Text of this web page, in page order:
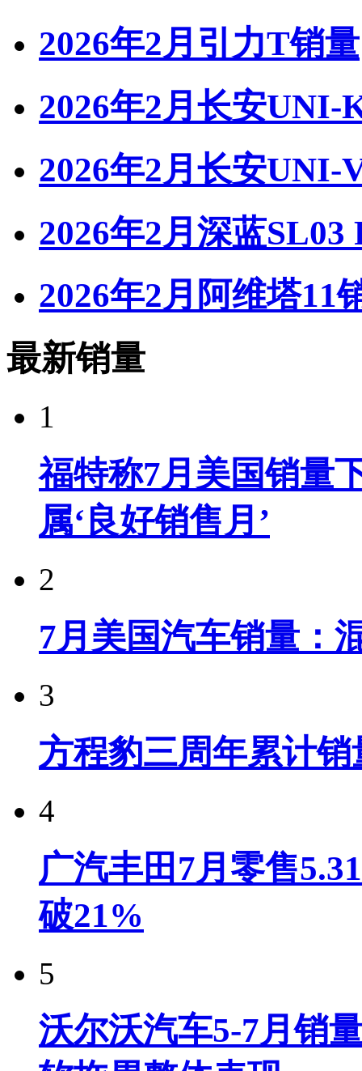
2026年2月引力T销量
2026年2月长安UNI-
2026年2月长安UNI-
2026年2月深蓝SL03
2026年2月阿维塔11
最新销量
1
福特称7月美国销量
属‘良好销售月’
2
7月美国汽车销量：
3
方程豹三周年累计
4
广汽丰田7月零售
破21%
5
沃尔沃汽车5-7月销